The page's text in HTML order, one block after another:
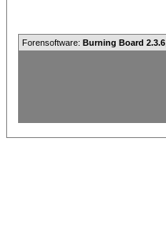
Forensoftware: Burning Board 2.3.6